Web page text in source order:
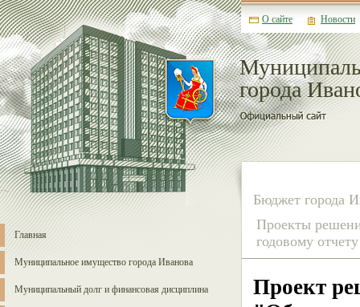
города
О сайте Новости
Главная
Муниципальное имущество города Иванова
Муниципальный долг и финансовая дисциплина
Бюджет города
Проекты
годовому
Проект